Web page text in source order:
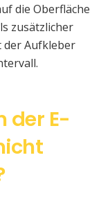
die Oberfläche
zusätzlicher
der Aufkleber
der E-